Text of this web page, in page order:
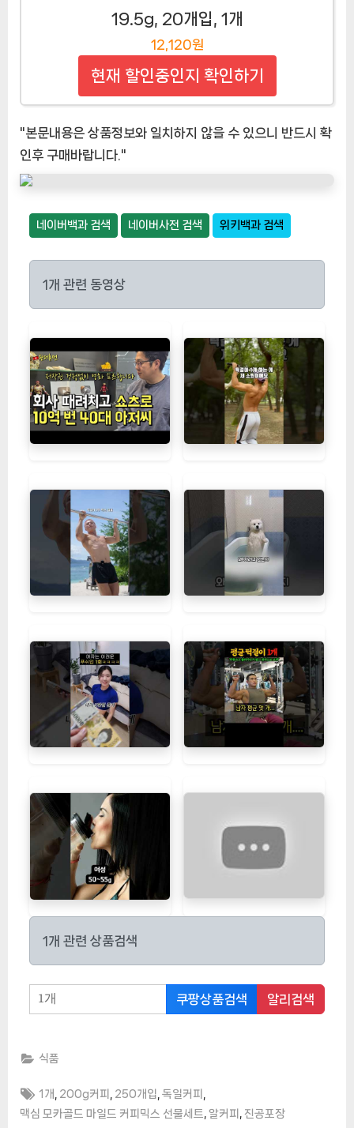
19.5g, 20개입, 1개
12,120원
현재 할인중인지 확인하기
"본문내용은 상품정보와 일치하지 않을 수 있으니 반드시 확
인후 구매바랍니다."
네이버백과 검색 네이버사전 검색 위키백과 검색
1개 관련 동영상
1개 관련 상품검색
쿠팡상품검색 알리검색
식품
Tags:
1개 200g커피 250개입 ,독일커피
맥심 모카골드 마일드 커피믹스 선물세트 알커피 진공포장